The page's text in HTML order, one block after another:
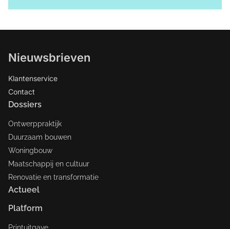
Nieuwsbrieven
Klantenservice
Contact
Dossiers
Ontwerppraktijk
Duurzaam bouwen
Woningbouw
Maatschappij en cultuur
Renovatie en transformatie
Actueel
Platform